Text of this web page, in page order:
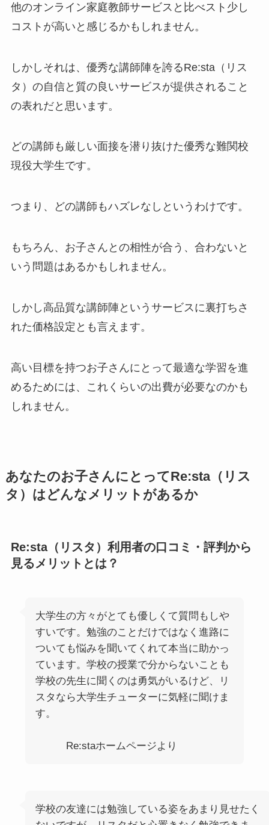
他のオンライン家庭教師サービスと比べスト少し
コストが高いと感じるかもしれません。
しかしそれは、優秀な講師陣を誇るRe:sta（リス
タ）の自信と質の良いサービスが提供されること
の表れだと思います。
どの講師も厳しい面接を潜り抜けた優秀な難関校
現役大学生です。
つまり、どの講師もハズレなしというわけです。
もちろん、お子さんとの相性が合う、合わないと
いう問題はあるかもしれません。
しかし高品質な講師陣というサービスに裏打ちさ
れた価格設定とも言えます。
高い目標を持つお子さんにとって最適な学習を進
めるためには、これくらいの出費が必要なのかも
しれません。
あなたのお子さんにとってRe:sta（リス
タ）はどんなメリットがあるか
Re:sta（リスタ）利用者の口コミ・評判から
見るメリットとは？
大学生の方々がとても優しくて質問もしや
すいです。勉強のことだけではなく進路に
ついても悩みを聞いてくれて本当に助かっ
ています。学校の授業で分からないことも
学校の先生に聞くのは勇気がいるけど、リ
スタなら大学生チューターに気軽に聞けま
す。
Re:staホームページより
学校の友達には勉強している姿をあまり見せたく